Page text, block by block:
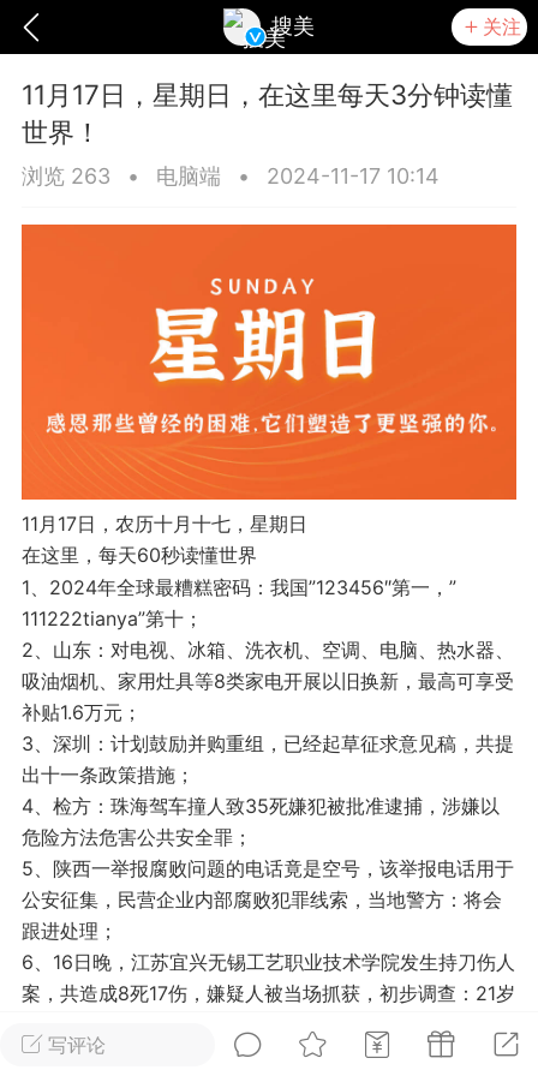
搜美 关注
卡卡动能素 无创溶斑术
美业357 芯诗妍
师 小熊水光
爆汗熊
脂
卡卡动能素
建术
DRYY面膜 微晶溶斑术
爆款平台 Lv.8 靓号
加盟商
26 23:18
电脑端 美业资讯
闪充小白罐
本/双效闪充，养出紧致小白脸！一、项
充小白罐 = 闪充大白肌（仪器）× 草本
产品）×极光嫩肤啫喱（产品）这是一套
护...写评论
11月17日，星期日，在这里每天3分钟读懂
世界！
浏览 263 • 电脑端 • 2024-11-17 10:14
11月17日，农历十月十七，星期日
在这里，每天60秒读懂世界
1、2024年全球最糟糕密码：我国”123456″第一，”
111222tianya”第十；
2、山东：对电视、冰箱、洗衣机、空调、电脑、热水器、
吸油烟机、家用灶具等8类家电开展以旧换新，最高可享受
补贴1.6万元；
3、深圳：计划鼓励并购重组，已经起草征求意见稿，共提
出十一条政策措施；
4、检方：珠海驾车撞人致35死嫌犯被批准逮捕，涉嫌以
危险方法危害公共安全罪；
5、陕西一举报腐败问题的电话竟是空号，该举报电话用于
公安征集，民营企业内部腐败犯罪线索，当地警方：将会
跟进处理；
6、16日晚，江苏宜兴无锡工艺职业技术学院发生持刀伤人
案，共造成8死17伤，嫌疑人被当场抓获，初步调查：21岁
嫌疑人，因考试不合格未拿到毕业证及对实习报酬不满遂
回校发泄行凶；